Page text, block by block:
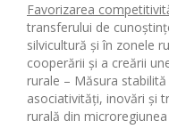
Favorizarea
transferului de
silvicultură și în zonele
cooperării și a creării
rurale – Măsura
asociativități, inovări și
rurală din